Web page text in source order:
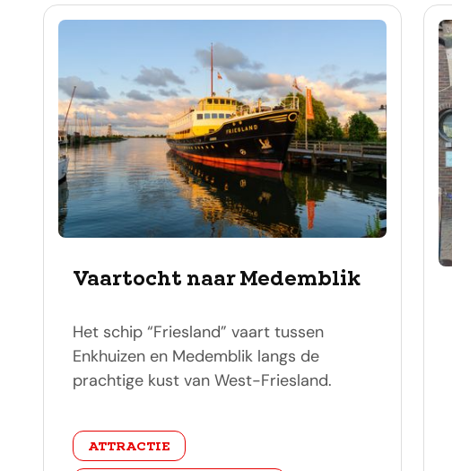
Vaartocht naar Medemblik
Het schip “Friesland” vaart tussen
Enkhuizen en Medemblik langs de
prachtige kust van West-Friesland.
categorie
ATTRACTIE